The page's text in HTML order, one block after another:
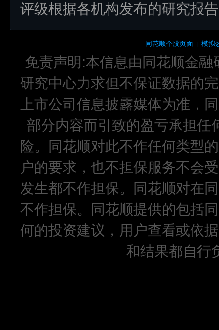
评级根据各机构发布的研究报
同花顺个股页面 模拟
免责声明:本信息由同花顺金
研究中心力求但不保证数据的
上市公司信息披露媒体为准，
部分内容而引致的盈亏承担任
险。同花顺对此不作任何类型
户的要求，也不担保服务不会
发生都不作担保。同花顺对在
不作担保。同花顺提供的包括
何的投资建议，用户查看或依
和结果都自行